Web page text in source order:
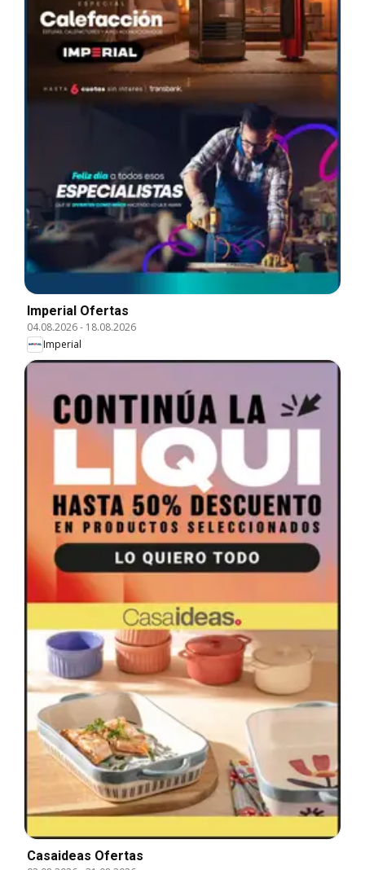
Imperial Ofertas
04.08.2026- 18.08.2026
Imperial
Casaideas Ofertas